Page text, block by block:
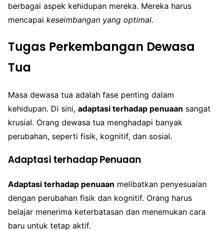
berbagai aspek kehidupan mereka. Mereka harus
mencapai keseimbangan yang optimal.
Tugas Perkembangan Dewasa
Tua
Masa dewasa tua adalah fase penting dalam
kehidupan. Di sini, adaptasi terhadap penuaan sangat
krusial. Orang dewasa tua menghadapi banyak
perubahan, seperti fisik, kognitif, dan sosial.
Adaptasi terhadap Penuaan
Adaptasi terhadap penuaan melibatkan penyesuaian
dengan perubahan fisik dan kognitif. Orang harus
belajar menerima keterbatasan dan menemukan cara
baru untuk tetap aktif.